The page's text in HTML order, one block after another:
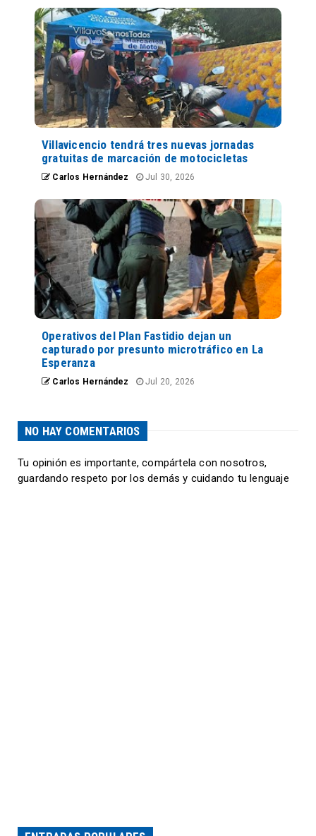
Villavicencio tendrá tres nuevas jornadas
gratuitas de marcación de motocicletas
Carlos Hernández Jul 30, 2026
Operativos del Plan Fastidio dejan un
capturado por presunto microtráfico en La
Esperanza
Carlos Hernández Jul 20, 2026
NO HAY COMENTARIOS
Tu opinión es importante, compártela con nosotros,
guardando respeto por los demás y cuidando tu lenguaje